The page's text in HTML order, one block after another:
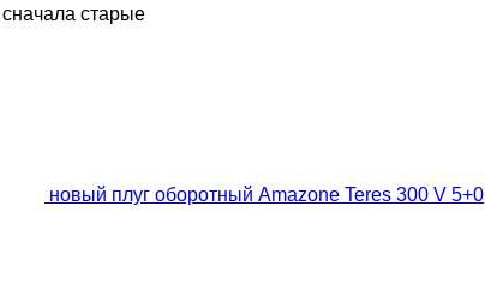
старые
новый плуг оборотный Amazone Teres 300 V 5+0